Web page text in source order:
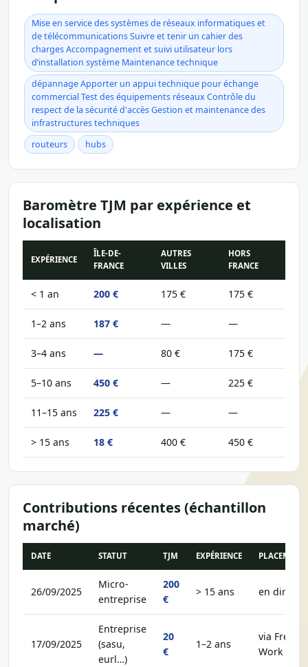
Mise en service des systèmes de réseaux informatiques et
de télécommunications Suivre et tenir un cahier des
charges Accompagnement et suivi utilisateur lors
d’installation système Maintenance technique
dépannage Apporter un appui technique pour échange
commercial Test des équipements réseaux Contrôle du
respect de la sécurité d'accès Gestion et maintenance des
infrastructures techniques
routeurs
hubs
Baromètre TJM par expérience et
localisation
EXPÉRIENCE
ÎLE-DE-
FRANCE
AUTRES
VILLES
HORS
FRANCE
< 1 an 200 € 175 € 175 €
1–2 ans 187 € — —
3–4 ans — 80 € 175 €
5–10 ans 450 € — 225 €
11–15 ans 225 € — —
> 15 ans 18 € 400 € 450 €
Contributions récentes (échantillon
marché)
DATE STATUT TJM EXPÉRIENCE PLACEMENT
26/09/2025
Micro-
entreprise
200
€
> 15 ans en direct
17/09/2025
Entreprise
(sasu,
eurl…)
20
€
1–2 ans
via Free-
Work